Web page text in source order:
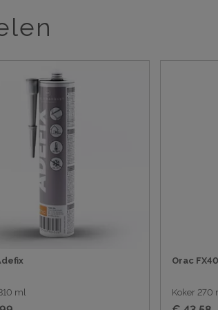
ml
Orac
Koker 270